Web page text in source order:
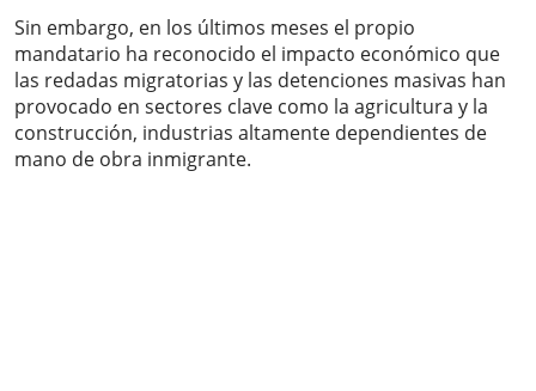
Sin embargo, en los últimos meses el propio
mandatario ha reconocido el impacto económico que
las redadas migratorias y las detenciones masivas han
provocado en sectores clave como la agricultura y la
construcción, industrias altamente dependientes de
mano de obra inmigrante.